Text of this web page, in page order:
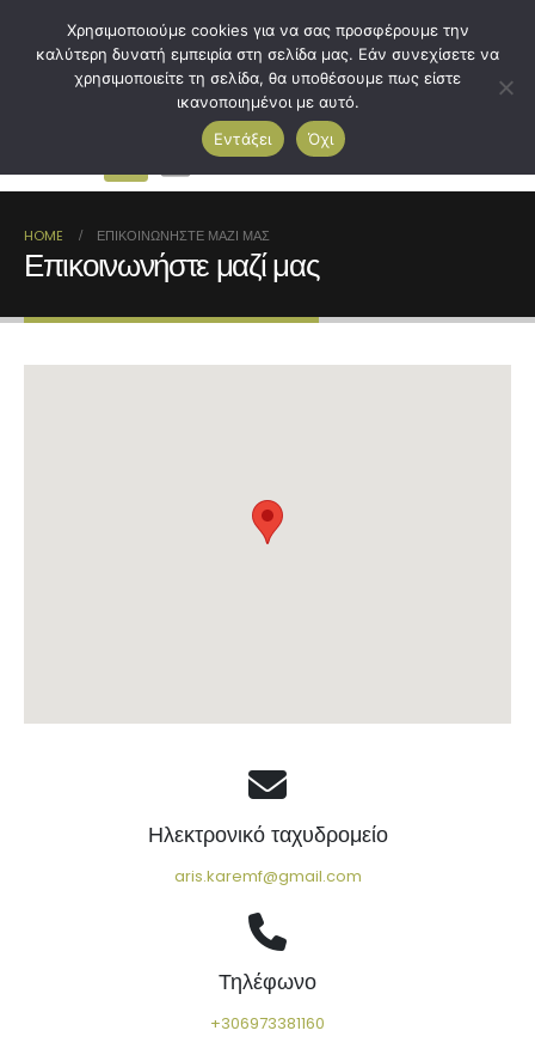
HOME ΕΠΙΚΟΙΝΩΝΉΣΤΕ ΜΑΖΊ ΜΑΣ
Επικοινωνήστε μαζί μας
Ηλεκτρονικό ταχυδρομείο
aris.karemf@gmail.com
Τηλέφωνο
+306973381160
Χρησιμοποιούμε cookies για να σας προσφέρουμε την
καλύτερη δυνατή εμπειρία στη σελίδα μας. Εάν συνεχίσετε να
χρησιμοποιείτε τη σελίδα, θα υποθέσουμε πως είστε
ικανοποιημένοι με αυτό.
Εντάξει
Όχι